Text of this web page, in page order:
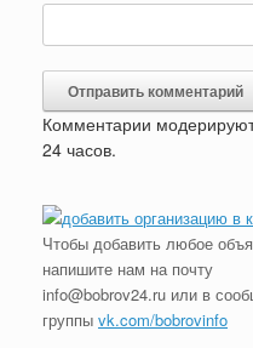
Комментарии
24 часов.
Чтобы добавить любое
напишите нам на почту
info@bobrov24.ru или в
группы vk.com/bobrovinfo